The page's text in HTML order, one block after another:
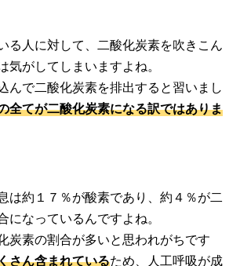
る人に対して、二酸化炭素を吹きこん
気がしてしまいますよね。
んで二酸化炭素を排出すると習いまし
全てが二酸化炭素になる訳ではありま
は約１７％が酸素であり、約４％が二
になっているんですよね。
炭素の割合が多いと思われがちです
さん含まれているため、人工呼吸が成